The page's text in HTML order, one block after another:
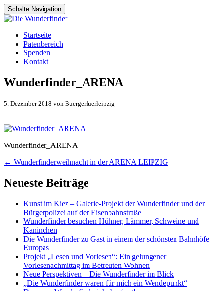
Schalte Navigation
Zum
Inhalt
springen
Startseite
Patenbereich
Spenden
Kontakt
Wunderfinder_ARENA
5. Dezember 2018 von Buergerfuerleipzig
Wunderfinder_ARENA
Artikel-
Navigation
← Wunderfinderweihnacht in der ARENA LEIPZIG
Neueste Beiträge
Kunst im Kiez – Galerie-Projekt der Wunderfinder und der
Bürgerpolizei auf der Eisenbahnstraße
Wunderfinder besuchen Hühner, Lämmer, Schweine und
Kaninchen
Die Wunderfinder zu Gast in einem der schönsten Bahnhöfe
Europas
Projekt „Lesen und Vorlesen“: Ein gelungener
Vorlesenachmittag im Betreuten Wohnen
Neue Perspektiven – Die Wunderfinder im Blick
„Die Wunderfinder waren für mich ein Wendepunkt“